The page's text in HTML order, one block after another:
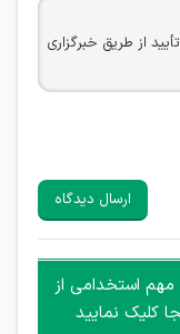
از طریق خبرگزاری
قصد مأیوس کردن
(مسئول و غیر مسئول)
چه به صورت دسته
ارسال دیدگاه
استخدامی از
کلیک نمایید